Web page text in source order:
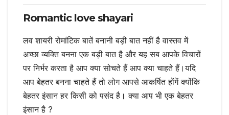
Romantic love shayari
लव शायरी रोमांटिक बातें बनानी बड़ी बात नहीं है वास्तव में
अच्छा व्यक्ति बनना एक बड़ी बात है और यह सब आपके विचारों
पर निर्भर करता है आप क्या सोचते हैं आप क्या चाहते हैं।यदि
आप बेहतर बनना चाहते हैं तो लोग आपसे आकर्षित होंगें क्योंकि
बेहतर इंसान हर किसी को पसंद है। क्या आप भी एक बेहतर
इंसान है ?